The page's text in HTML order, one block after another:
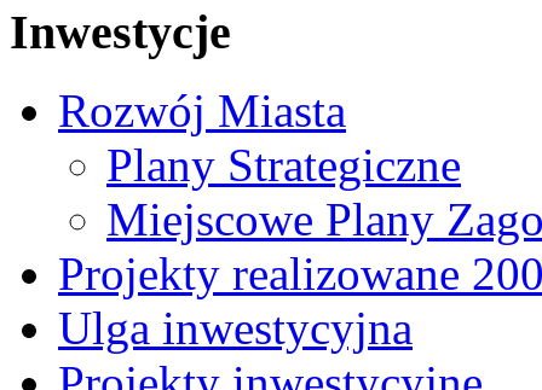
Inwestycje
Rozwój Miasta
Plany Strategiczne
Miejscowe Plany
Projekty realizowane
Ulga inwestycyjna